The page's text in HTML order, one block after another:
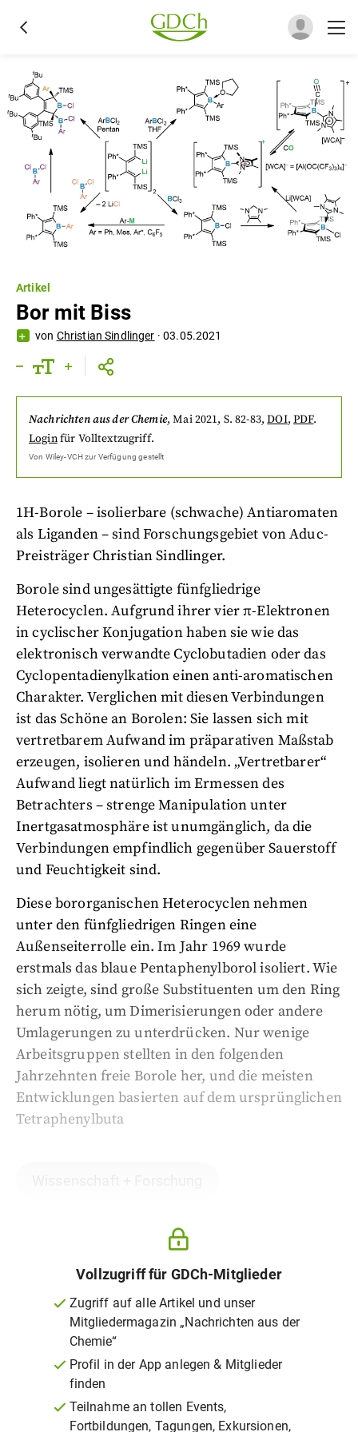
Artikel
Bor mit Biss
von Christian Sindlinger ·03.05.2021
Nachrichten aus der Chemie,Mai 2021, S. 82-83,DOI,PDF.
Loginfür Volltextzugriff.
Von Wiley-VCHzur Verfügung gestellt
1H-Borole – isolierbare (schwache) Antiaromaten
als Liganden – sind Forschungsgebiet von Aduc-
Preisträger Christian Sindlinger.
Borole sind ungesättigte fünfgliedrige
Heterocyclen. Aufgrund ihrer vier π-Elektronen
in cyclischer Konjugation haben sie wie das
elektronisch verwandte Cyclobutadien oder das
Cyclopentadienylkation einen anti-aromatischen
Charakter. Verglichen mit diesen Verbindungen
ist das Schöne an Borolen: Sie lassen sich mit
vertretbarem Aufwand im präparativen Maßstab
erzeugen, isolieren und händeln. „Vertretbarer“
Aufwand liegt natürlich im Ermessen des
Betrachters – strenge Manipulation unter
Inertgasatmosphäre ist unumgänglich, da die
Verbindungen empfindlich gegenüber Sauerstoff
und Feuchtigkeit sind.
Diese bororganischen Heterocyclen nehmen
unter den fünfgliedrigen Ringen eine
Außenseiterrolle ein. Im Jahr 1969 wurde
erstmals das blaue Pentaphenylborol isoliert. Wie
sich zeigte, sind große Substituenten um den Ring
herum nötig, um Dimerisierungen oder andere
Umlagerungen zu unterdrücken. Nur wenige
Arbeitsgruppen stellten in den folgenden
Jahrzehnten freie Borole her, und die meisten
Entwicklungen basierten auf dem ursprünglichen
Tetraphenylbuta
Vollzugriff für GDCh-Mitglieder
Zugriff auf alle Artikel und unser
Mitgliedermagazin „Nachrichten aus der
Chemie“
Profil in der App anlegen & Mitglieder
finden
Teilnahme an tollen Events,
Fortbildungen, Tagungen, Exkursionen,